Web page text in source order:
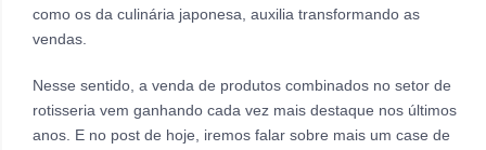
como os da culinária japonesa, auxilia transformando as
vendas.
Nesse sentido, a venda de produtos combinados no setor de
rotisseria vem ganhando cada vez mais destaque nos últimos
anos. E no post de hoje, iremos falar sobre mais um case de